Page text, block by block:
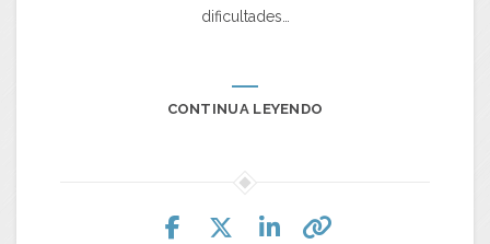
dificultades…
CONTINUA LEYENDO